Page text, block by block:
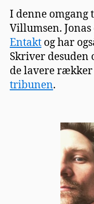
I denne omgang
Villumsen.
Entakt og har
Skriver desuden
de lavere rækker
tribunen.